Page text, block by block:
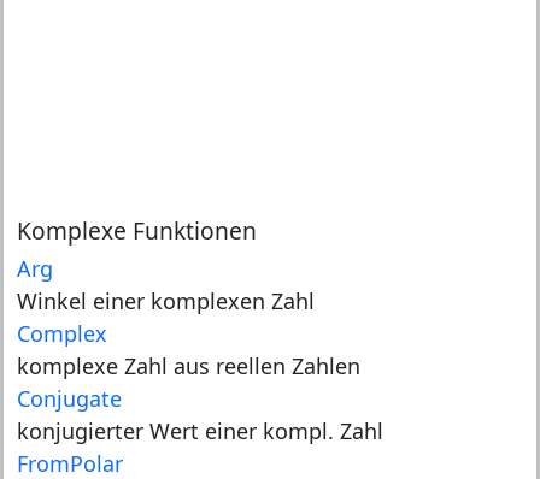
Komplexe Funktionen
Arg
Winkel einer komplexen Zahl
Complex
komplexe Zahl aus reellen Zahlen
Conjugate
konjugierter Wert einer kompl. Zahl
FromPolar